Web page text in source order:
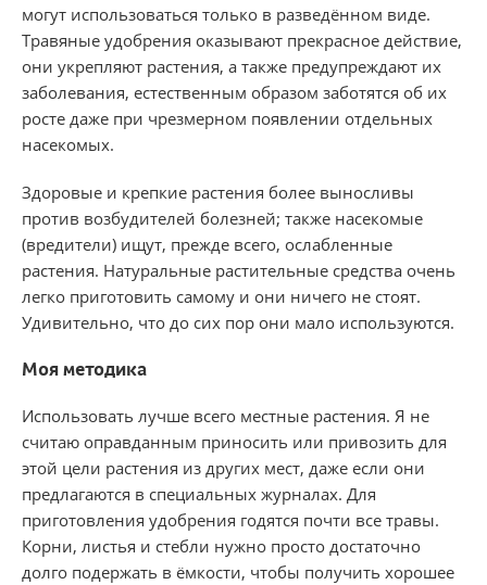
могут использоваться только в разведённом виде.
Травяные удобрения оказывают прекрасное действие,
они укрепляют растения, а также предупреждают их
заболевания, естественным образом заботятся об их
росте даже при чрезмерном появлении отдельных
насекомых.
Здоровые и крепкие растения более выносливы
против возбудителей болезней; также насекомые
(вредители) ищут, прежде всего, ослабленные
растения. Натуральные растительные средства очень
легко приготовить самому и они ничего не стоят.
Удивительно, что до сих пор они мало используются.
Моя методика
Использовать лучше всего местные растения. Я не
считаю оправданным приносить или привозить для
этой цели растения из других мест, даже если они
предлагаются в специальных журналах. Для
приготовления удобрения годятся почти все травы.
Корни, листья и стебли нужно просто достаточно
долго подержать в ёмкости, чтобы получить хорошее